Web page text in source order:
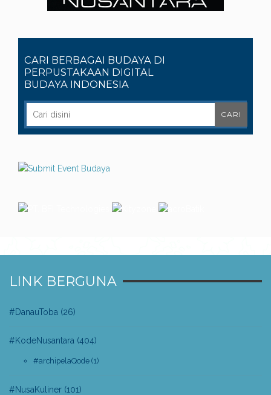
CARI BERBAGAI BUDAYA DI
PERPUSTAKAAN DIGITAL
BUDAYA INDONESIA
LINK BERGUNA
#DanauToba (26)
#KodeNusantara (404)
#archipelaQode (1)
#NusaKuliner (101)